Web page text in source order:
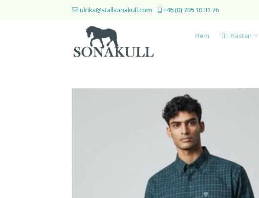
ulrika@stallsonakull.com +46 (0) 705 10 31 76
Hem Till Hästen